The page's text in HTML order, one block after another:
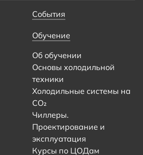
События
Обучение
Об обучении
Основы холодильной
техники
Холодильные системы на
CO₂
Чиллеры.
Проектирование и
эксплуатация
Курсы по ЦОДам